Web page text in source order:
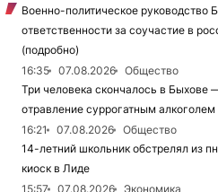
Военно-политическое руководство
ответственности за соучастие в
(подробно)
16:35
07.08.2026
Общество
Три человека скончалось в Быхове
отравление суррогатным алкоголем
16:21
07.08.2026
Общество
14-летний школьник обстрелял из
киоск в Лиде
15:57
07.08.2026
Экономика